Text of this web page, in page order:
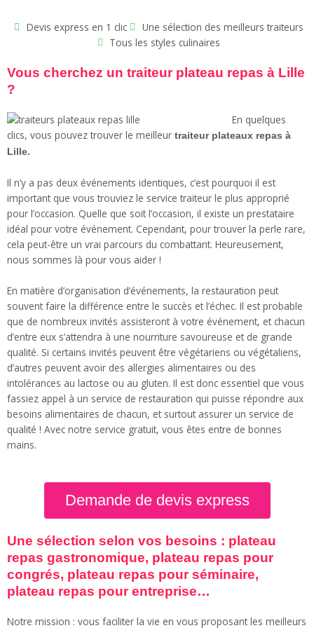
Devis express en 1 clic
Une sélection des meilleurs traiteurs
Tous les styles culinaires
Vous cherchez un traiteur plateau repas à Lille
?
En quelques
clics, vous pouvez trouver le meilleur traiteur plateaux repas à
Lille.
Il n’y a pas deux événements identiques, c’est pourquoi il est
important que vous trouviez le service traiteur le plus approprié
pour l’occasion. Quelle que soit l’occasion, il existe un prestataire
idéal pour votre événement. Cependant, pour trouver la perle rare,
cela peut-être un vrai parcours du combattant. Heureusement,
nous sommes là pour vous aider !
En matière d’organisation d’événements, la restauration peut
souvent faire la différence entre le succès et l’échec. Il est probable
que de nombreux invités assisteront à votre événement, et chacun
d’entre eux s’attendra à une nourriture savoureuse et de grande
qualité. Si certains invités peuvent être végétariens ou végétaliens,
d’autres peuvent avoir des allergies alimentaires ou des
intolérances au lactose ou au gluten. Il est donc essentiel que vous
fassiez appel à un service de restauration qui puisse répondre aux
besoins alimentaires de chacun, et surtout assurer un service de
qualité ! Avec notre service gratuit, vous êtes entre de bonnes
mains.
Demande de devis express
Une sélection selon vos besoins : plateau
repas gastronomique, plateau repas pour
congrés, plateau repas pour séminaire,
plateau repas pour entreprise…
Notre mission : vous faciliter la vie en vous proposant les meilleurs